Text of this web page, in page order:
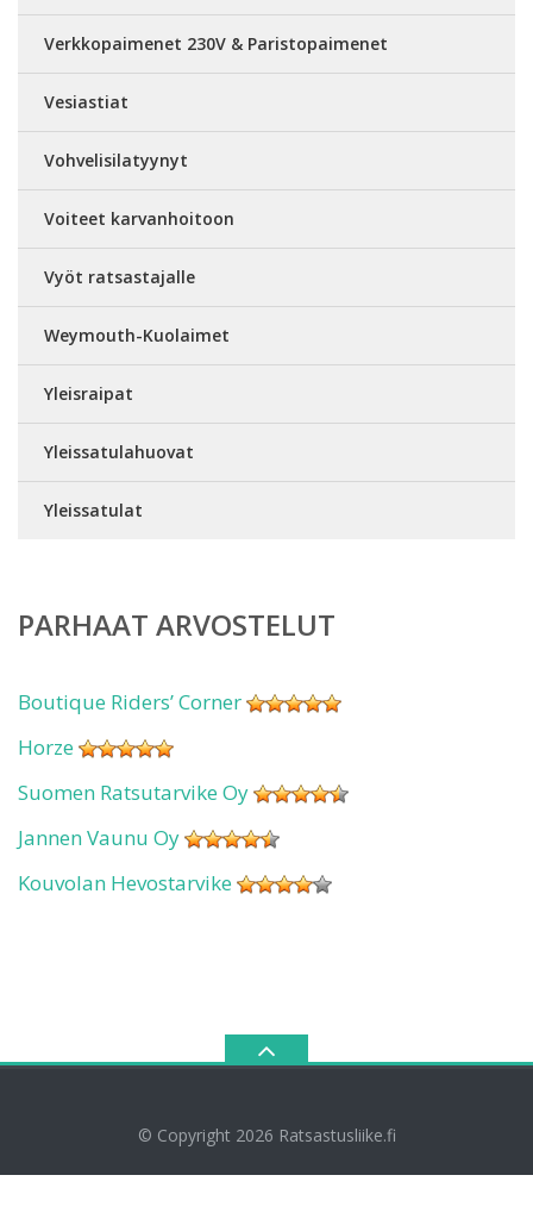
Verkkopaimenet 230V & Paristopaimenet
Vesiastiat
Vohvelisilatyynyt
Voiteet karvanhoitoon
Vyöt ratsastajalle
Weymouth-Kuolaimet
Yleisraipat
Yleissatulahuovat
Yleissatulat
PARHAAT ARVOSTELUT
Boutique Riders’ Corner
Horze
Suomen Ratsutarvike Oy
Jannen Vaunu Oy
Kouvolan Hevostarvike
© Copyright 2026 Ratsastusliike.fi